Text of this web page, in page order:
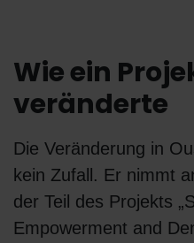
Wie ein
veränderte
Die Veränderung in
kein Zufall. Er nimmt
der Teil des Projekts
Empowerment and